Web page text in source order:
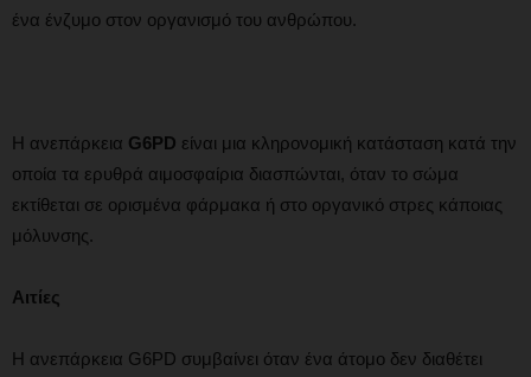
ένα ένζυμο στον οργανισμό του ανθρώπου.
Η ανεπάρκεια G6PD είναι μια κληρονομική κατάσταση κατά την
οποία τα ερυθρά αιμοσφαίρια διασπώνται, όταν το σώμα
εκτίθεται σε ορισμένα φάρμακα ή στο οργανικό στρες κάποιας
μόλυνσης.
Αιτίες
Η ανεπάρκεια G6PD συμβαίνει όταν ένα άτομο δεν διαθέτει